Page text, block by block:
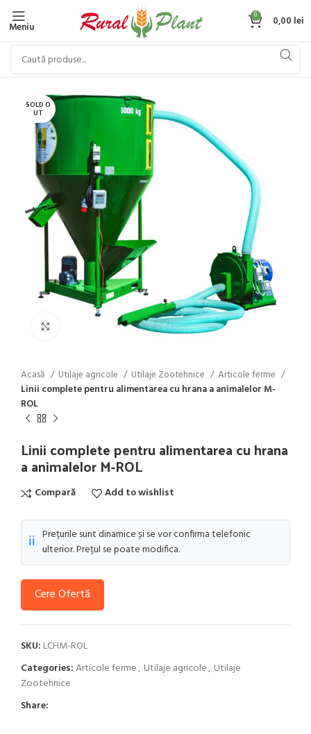
Meniu
0 0,00 lei
SOLD O
UT
Click to enlarge
Acasă Utilaje agricole Utilaje Zootehnice
Articole ferme
Linii complete pentru alimentarea cu hrana a animalelor M-
ROL
Linii complete pentru alimentarea cu hrana
a animalelor M-ROL
Compară Add to wishlist
ℹ️ Prețurile sunt dinamice și se vor confirma telefonic
ulterior. Prețul se poate modifica.
Cere Ofertă
SKU: LCHM-ROL
Categories:Articole ferme, Utilaje agricole, Utilaje
Zootehnice
Share: